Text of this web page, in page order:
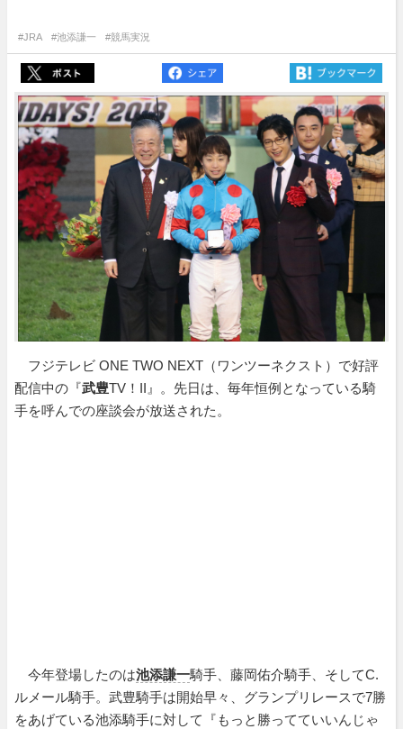
#JRA #池添謙一 #競馬実況
フジテレビ ONE TWO NEXT（ワンツーネクスト）で好評
配信中の『武豊TV！II』。先日は、毎年恒例となっている騎
手を呼んでの座談会が放送された。
今年登場したのは池添謙一騎手、藤岡佑介騎手、そしてC.
ルメール騎手。武豊騎手は開始早々、グランプリレースで7勝
をあげている池添騎手に対して『もっと勝ってていいんじゃ